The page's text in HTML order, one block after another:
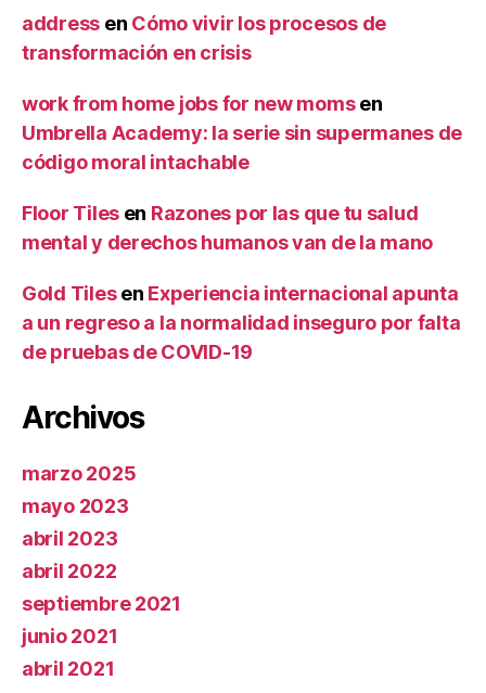
address en Cómo vivir los procesos de
transformación en crisis
work from home jobs for new momsen
Umbrella Academy: la serie sin supermanes de
código moral intachable
Floor Tiles en Razones por las que tu salud
mental y derechos humanos van de la mano
Gold Tilesen Experiencia internacional apunta
a un regreso a la normalidad inseguro por falta
de pruebas de COVID-19
Archivos
marzo 2025
mayo 2023
abril 2023
abril 2022
septiembre 2021
junio 2021
abril 2021